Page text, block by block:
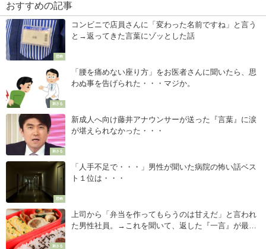
おすすめの記事
恐怖
コンビニで店員さんに「変わった名前ですね」と言う
と→返ってきた言葉にゾッとした話
刺さる
「腰を痛めない座り方」をお医者さんに聞いたら、思
わぬ事を告げられた・・・マジか。
刺さる
新成人へ向け藤井アナウンサーが送った『言葉』に涙
が堪えられなかった・・・
恐怖
「人手不足で・・・」男性が聞いた病院の怖い話ベス
ト１位は・・・
刺さる
上司から「弁当を作ってもらうのは甘えだ」と言われ
た男性社員。→これを聞いて、返した『一言』が最強